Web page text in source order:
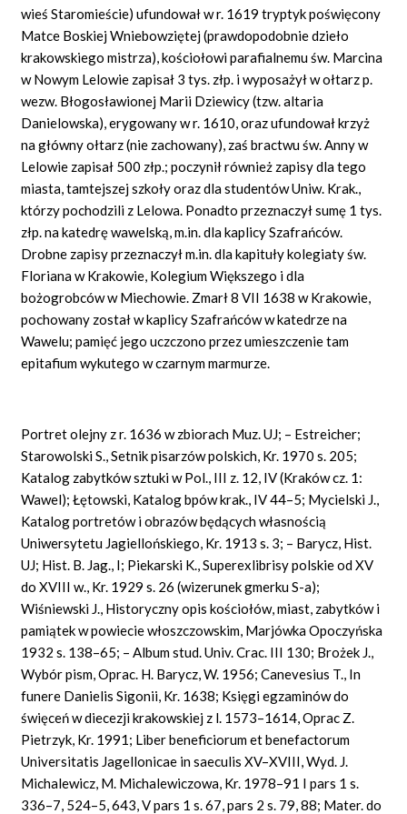
wieś Staromieście) ufundował w r. 1619 tryptyk poświęcony
Matce Boskiej Wniebowziętej (prawdopodobnie dzieło
krakowskiego mistrza), kościołowi parafialnemu św. Marcina
w Nowym Lelowie zapisał 3 tys. złp. i wyposażył w ołtarz p.
wezw. Błogosławionej Marii Dziewicy (tzw. altaria
Danielowska), erygowany w r. 1610, oraz ufundował krzyż
na główny ołtarz (nie zachowany), zaś bractwu św. Anny w
Lelowie zapisał 500 złp.; poczynił również zapisy dla tego
miasta, tamtejszej szkoły oraz dla studentów Uniw. Krak.,
którzy pochodzili z Lelowa. Ponadto przeznaczył sumę 1 tys.
złp. na katedrę wawelską, m.in. dla kaplicy Szafrańców.
Drobne zapisy przeznaczył m.in. dla kapituły kolegiaty św.
Floriana w Krakowie, Kolegium Większego i dla
bożogrobców w Miechowie. Zmarł 8 VII 1638 w Krakowie,
pochowany został w kaplicy Szafrańców w katedrze na
Wawelu; pamięć jego uczczono przez umieszczenie tam
epitafium wykutego w czarnym marmurze.
Portret olejny z r. 1636 w zbiorach Muz. UJ; – Estreicher;
Starowolski S., Setnik pisarzów polskich, Kr. 1970 s. 205;
Katalog zabytków sztuki w Pol., III z. 12, IV (Kraków cz. 1:
Wawel); Łętowski, Katalog bpów krak., IV 44–5; Mycielski J.,
Katalog portretów i obrazów będących własnością
Uniwersytetu Jagiellońskiego, Kr. 1913 s. 3; – Barycz, Hist.
UJ; Hist. B. Jag., I; Piekarski K., Superexlibrisy polskie od XV
do XVIII w., Kr. 1929 s. 26 (wizerunek gmerku S-a);
Wiśniewski J., Historyczny opis kościołów, miast, zabytków i
pamiątek w powiecie włoszczowskim, Marjówka Opoczyńska
1932 s. 138–65; – Album stud. Univ. Crac. III 130; Brożek J.,
Wybór pism, Oprac. H. Barycz, W. 1956; Canevesius T., In
funere Danielis Sigonii, Kr. 1638; Księgi egzaminów do
święceń w diecezji krakowskiej z l. 1573–1614, Oprac Z.
Pietrzyk, Kr. 1991; Liber beneficiorum et benefactorum
Universitatis Jagellonicae in saeculis XV–XVIII, Wyd. J.
Michalewicz, M. Michalewiczowa, Kr. 1978–91 I pars 1 s.
336–7, 524–5, 643, V pars 1 s. 67, pars 2 s. 79, 88; Mater. do